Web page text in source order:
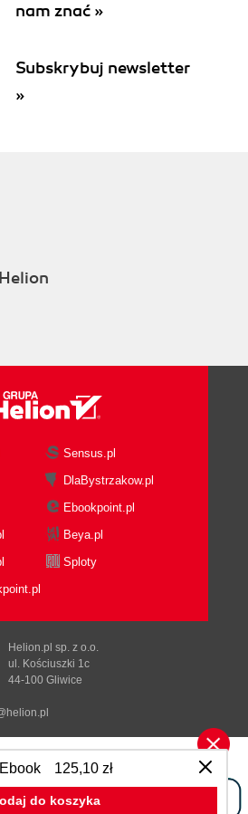
Ebook 125,10 zł
do koszyka
nam znać »
Subskrybuj newsletter
»
Sensus.pl
DlaBystrzakow.pl
Ebookpoint.pl
Beya.pl
Sploty
Helion.pl sp. z o.o.
ul. Kościuszki 1c
44-100 Gliwice